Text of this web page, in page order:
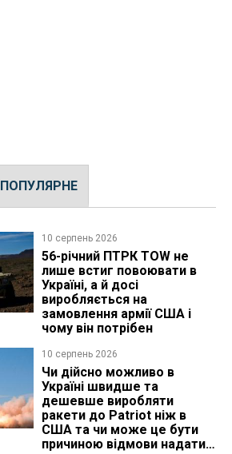
ПОПУЛЯРНЕ
10 серпень 2026
56-річний ПТРК TOW не
лише встиг повоювати в
Україні, а й досі
виробляється на
замовлення армії США і
чому він потрібен
10 серпень 2026
Чи дійсно можливо в
Україні швидше та
дешевше виробляти
ракети до Patriot ніж в
США та чи може це бути
причиною відмови надати